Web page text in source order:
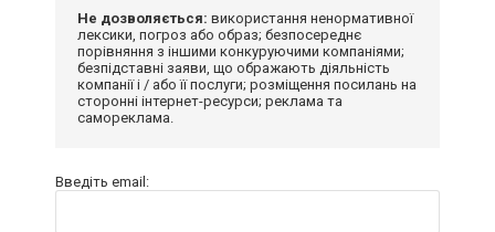
Не дозволяється: використання ненормативної
лексики, погроз або образ; безпосереднє
порівняння з іншими конкуруючими компаніями;
безпідставні заяви, що ображають діяльність
компанії і / або її послуги; розміщення посилань на
сторонні інтернет-ресурси; реклама та
самореклама.
Введіть email: